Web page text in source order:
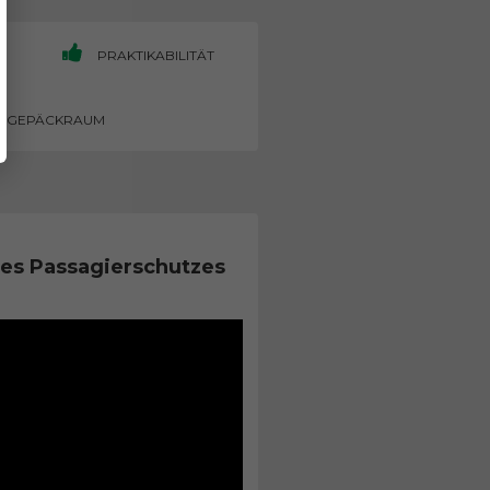
PRAKTIKABILITÄT
GEPÄCKRAUM
Passagierschutzes